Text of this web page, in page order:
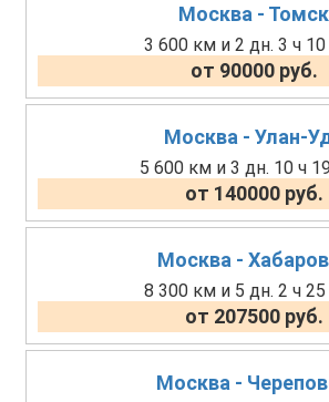
Москва - Томск
3 600 км и 2 дн. 3 ч
от 90000 руб.
Москва - Улан-
5 600 км и 3 дн. 10 ч
от 140000 руб.
Москва -
8 300 км и 5 дн. 2 ч
от 207500 руб.
Москва -